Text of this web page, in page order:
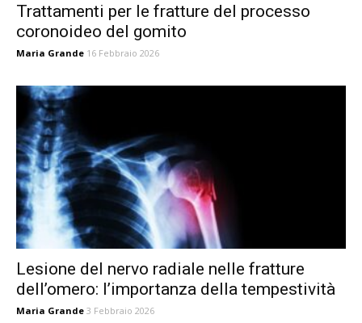
Trattamenti per le fratture del processo
coronoideo del gomito
Maria Grande 16 Febbraio 2026
Lesione del nervo radiale nelle fratture
dell’omero: l’importanza della tempestività
Maria Grande 3 Febbraio 2026